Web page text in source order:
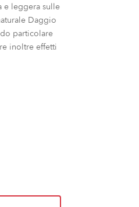
e leggera sulle
Daggio
particolare
inoltre effetti